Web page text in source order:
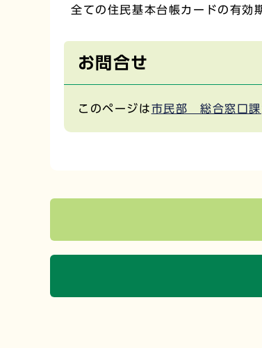
全ての住民基本台帳カードの有効
お問合せ
このページは市民部 総合窓口課